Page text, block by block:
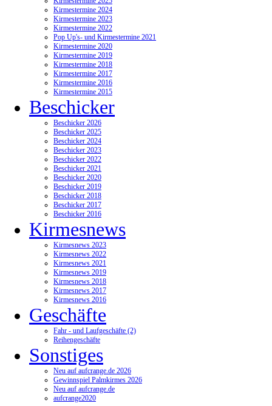
Kirmestermine 2024
Kirmestermine 2023
Kirmestermine 2022
Pop Up's- und Kirmestermine 2021
Kirmestermine 2020
Kirmestermine 2019
Kirmestermine 2018
Kirmestermine 2017
Kirmestermine 2016
Kirmestermine 2015
Beschicker
Beschicker 2026
Beschicker 2025
Beschicker 2024
Beschicker 2023
Beschicker 2022
Beschicker 2021
Beschicker 2020
Beschicker 2019
Beschicker 2018
Beschicker 2017
Beschicker 2016
Kirmesnews
Kirmesnews 2023
Kirmesnews 2022
Kirmesnews 2021
Kirmesnews 2019
Kirmesnews 2018
Kirmesnews 2017
Kirmesnews 2016
Geschäfte
Fahr - und Laufgeschäfte (2)
Reihengeschäfte
Sonstiges
Neu auf aufcrange.de 2026
Gewinnspiel Palmkirmes 2026
Neu auf aufcrange.de
aufcrange2020